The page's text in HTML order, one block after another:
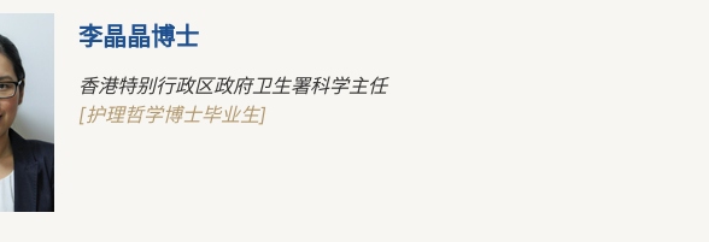
李晶晶博士
香港特别行政区政府卫生署科学主任
[护理哲学博士毕业生]